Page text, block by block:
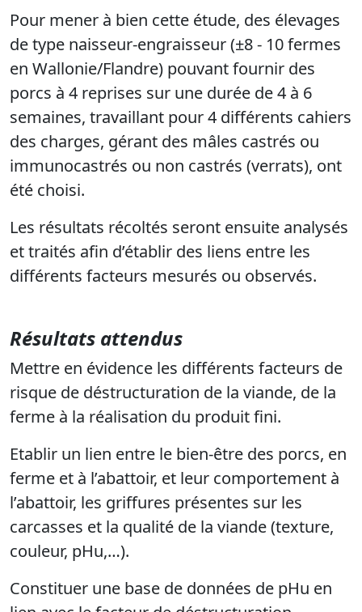
Pour mener à bien cette étude, des élevages
de type naisseur-engraisseur (±8 - 10 fermes
en Wallonie/Flandre) pouvant fournir des
porcs à 4 reprises sur une durée de 4 à 6
semaines, travaillant pour 4 différents cahiers
des charges, gérant des mâles castrés ou
immunocastrés ou non castrés (verrats), ont
été choisi.
Les résultats récoltés seront ensuite analysés
et traités afin d’établir des liens entre les
différents facteurs mesurés ou observés.
Résultats attendus
Mettre en évidence les différents facteurs de
risque de déstructuration de la viande, de la
ferme à la réalisation du produit fini.
Etablir un lien entre le bien-être des porcs, en
ferme et à l’abattoir, et leur comportement à
l’abattoir, les griffures présentes sur les
carcasses et la qualité de la viande (texture,
couleur, pHu,…).
Constituer une base de données de pHu en